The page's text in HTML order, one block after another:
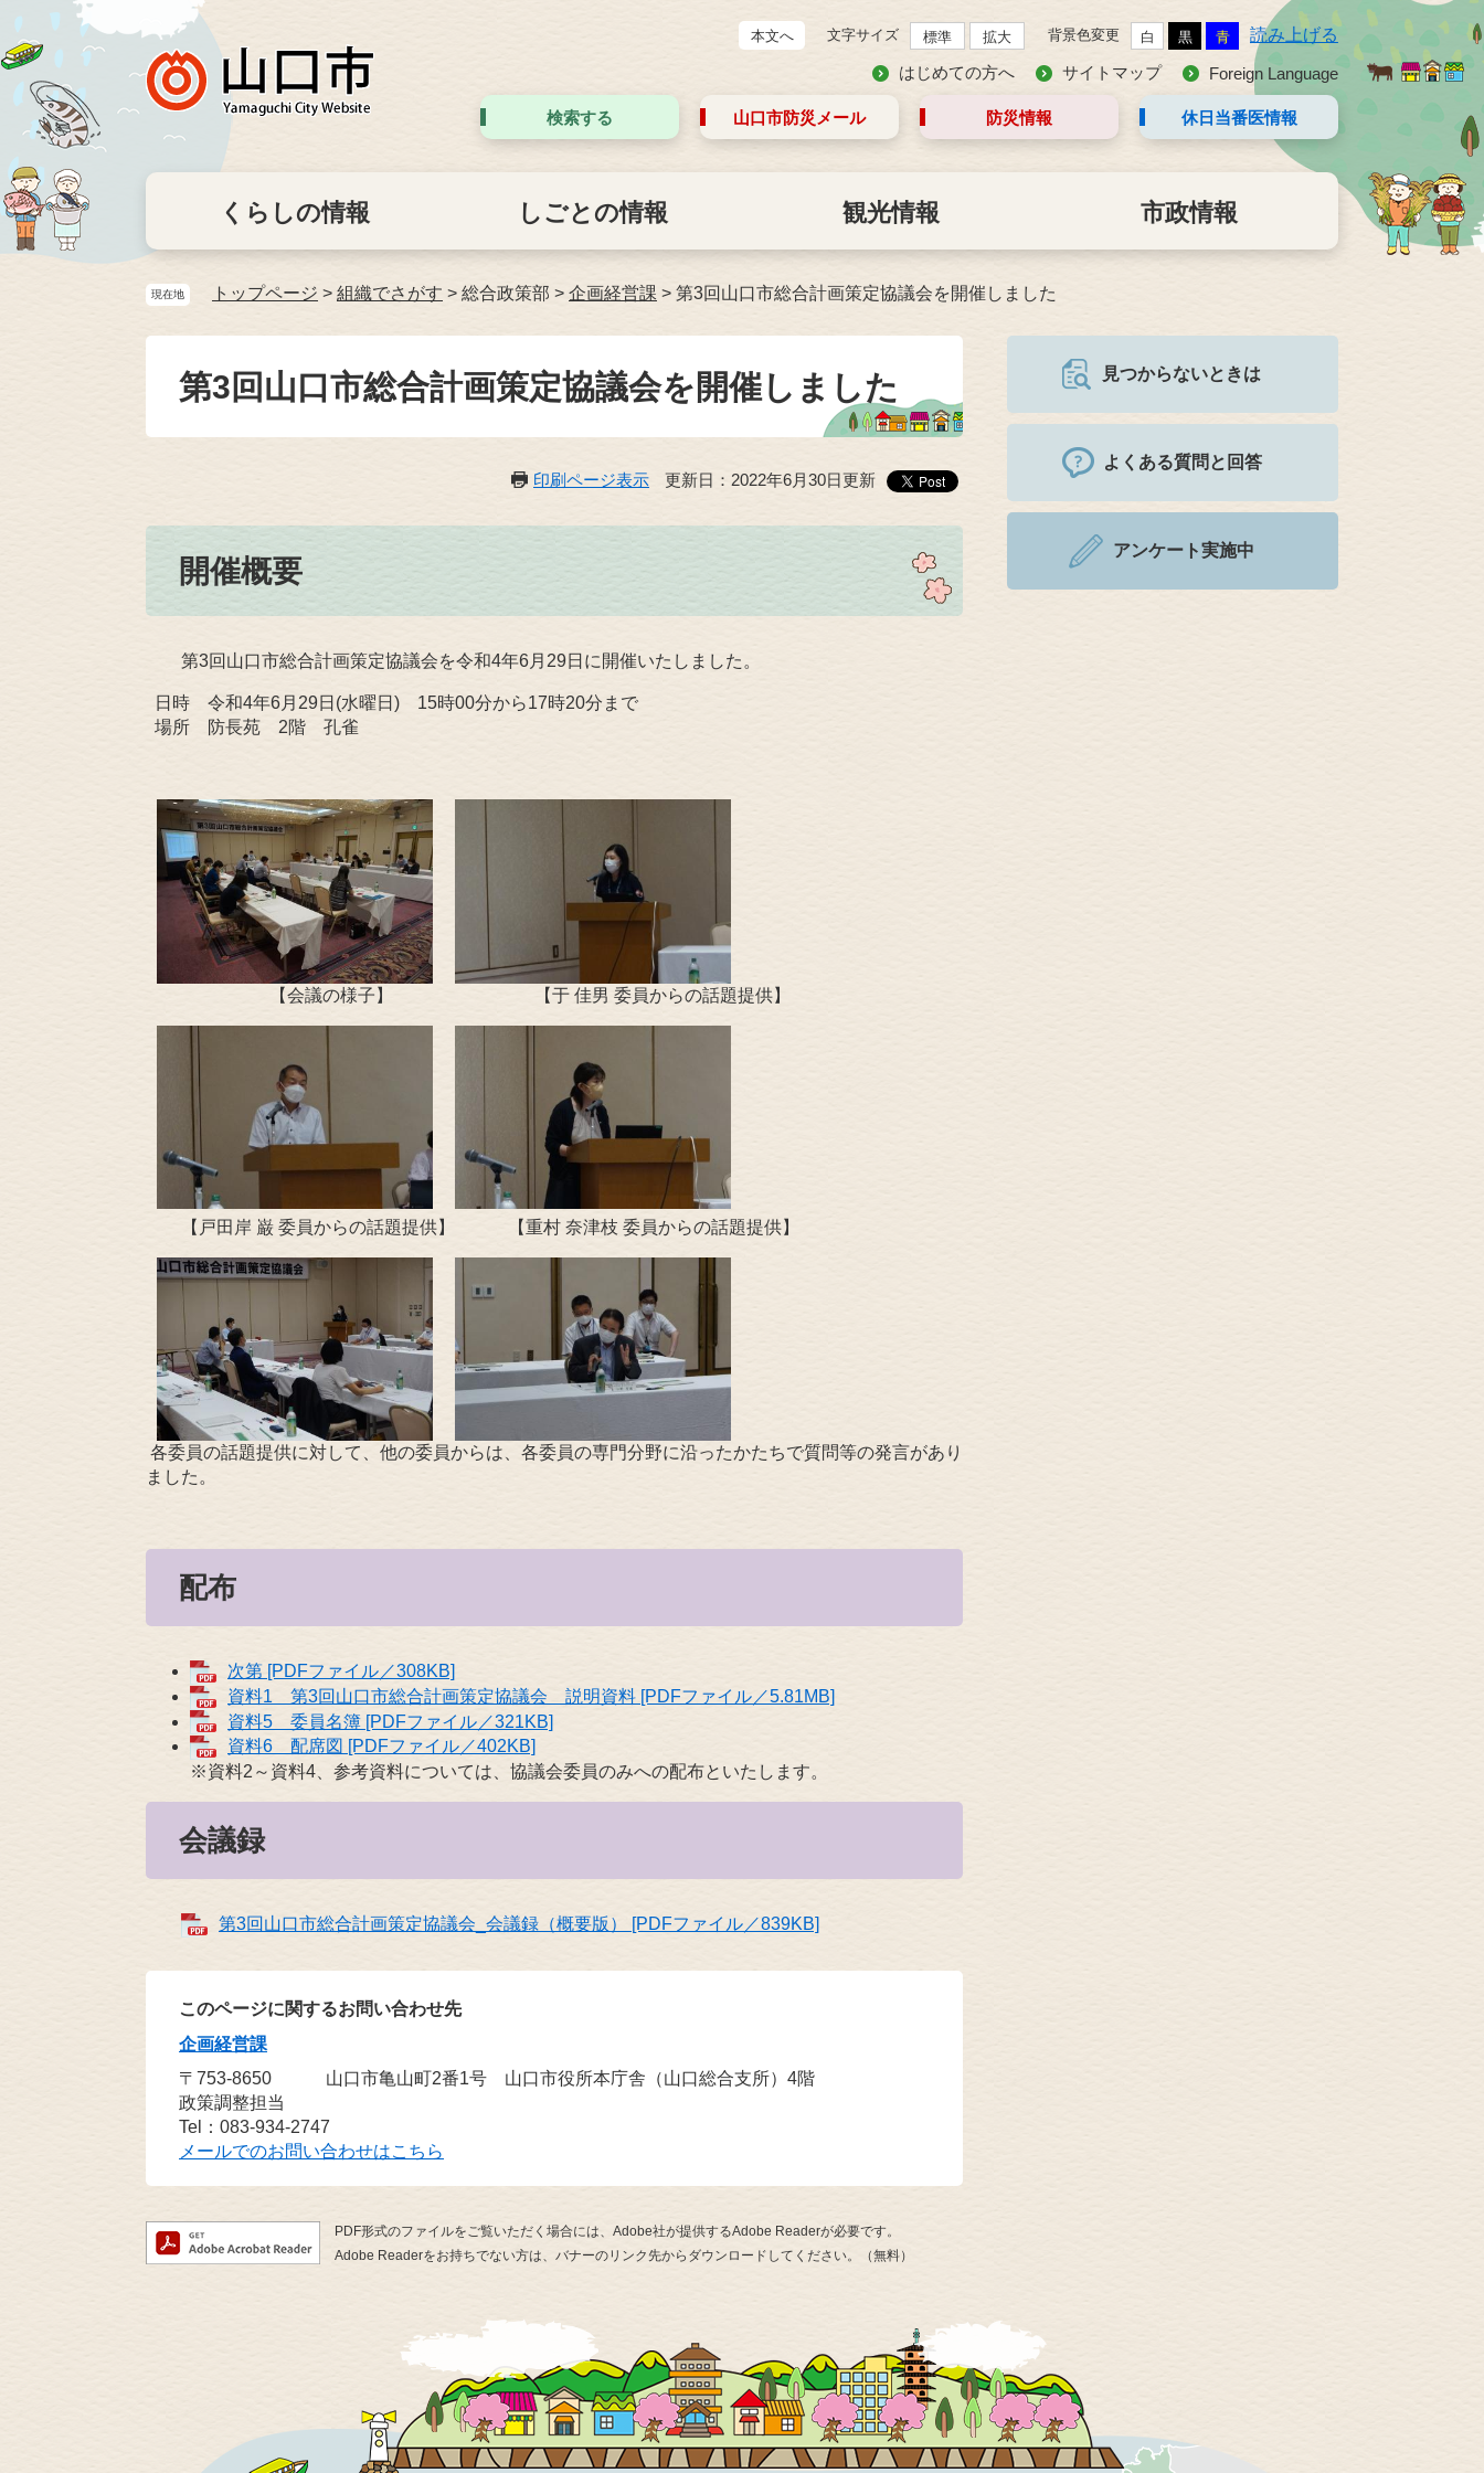
本文へ 文字サイズ 標準 拡大 背景色変更 白 黒 青 読み上げる
はじめての方へ サイトマップ Foreign Language
検索する 山口市防災 メール 防災情報 休日当番医情報
くらしの情報 しごとの情報 観光情報 市政情報
現在地 トップページ > 組織でさがす > 総合政策部 > 企画経営課 > 第3回山口市総合計画策定協議会を開催しました
第3回山口市総合計画策定協議会を開催しました
印刷ページ表示 更新日：2022年6月30日更新
開催概要
第3回山口市総合計画策定協議会を令和4年6月29日に開催いたしました。
日時 令和4年6月29日(水曜日) 15時00分から17時20分まで
場所 防長苑 2階 孔雀
【会議の様子】 【于 佳男 委員からの話題提供】
【戸田岸 巌 委員からの話題提供】 【重村 奈津枝 委員からの話題提供】
各委員の話題提供に対して、他の委員からは、各委員の専門分野に沿ったかたちで質問等の発言があり
ました。
配布
次第 [PDFファイル／308KB]
資料1 第3回山口市総合計画策定協議会 説明資料 [PDFファイル／5.81MB]
資料5 委員名簿 [PDFファイル／321KB]
資料6 配席図 [PDFファイル／402KB]
※資料2～資料4、参考資料については、協議会委員のみへの配布といたします。
会議録
第3回山口市総合計画策定協議会_会議録（概要版） [PDFファイル／839KB]
このページに関するお問い合わせ先
企画経営課
〒753-8650
山口市亀山町2番1号 山口市役所本庁舎（山口総合支所）4階
政策調整担当
Tel：083-934-2747
メールでのお問い合わせはこちら
PDF形式のファイルをご覧いただく場合には、Adobe社が提供するAdobe Readerが必要です。
Adobe Readerをお持ちでない方は、バナーのリンク先からダウンロードしてください。（無料）
見つからないときは
よくある質問と回答
アンケート実施中